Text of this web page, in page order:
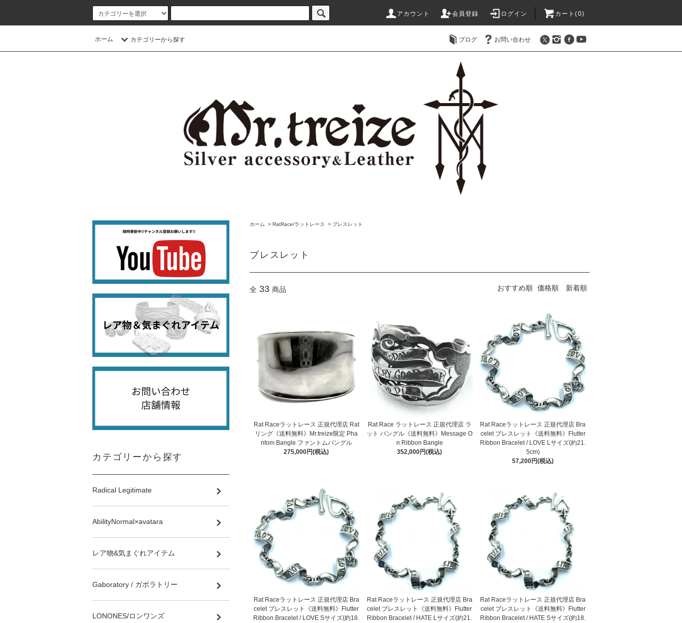
アカウント 会員登録 ログイン カート(0)
ホーム カテゴリーから探す ブログ お問い合わせ
ホーム > RatRace/ラットレース > ブレスレット
ブレスレット
全 33 商品 おすすめ順 価格順 新着順
Rat Raceラットレース 正規代理店 Rat
リング《送料無料》Mr.treize限定 Pha
ntom Bangle ファントムバングル
275,000円(税込)
Rat Race ラットレース 正規代理店 ラ
ット バングル《送料無料》Message O
n Ribbon Bangle
352,000円(税込)
Rat Raceラットレース 正規代理店 Bra
celet ブレスレット《送料無料》Flutter
Ribbon Bracelet / LOVE Lサイズ(約21.
5cm)
57,200円(税込)
Rat Raceラットレース 正規代理店 Bra
celet ブレスレット《送料無料》Flutter
Ribbon Bracelet / LOVE Sサイズ(約18.
Rat Raceラットレース 正規代理店 Bra
celet ブレスレット《送料無料》Flutter
Ribbon Bracelet / HATE Lサイズ(約21.
Rat Raceラットレース 正規代理店 Bra
celet ブレスレット《送料無料》Flutter
Ribbon Bracelet / HATE Sサイズ(約18.
カテゴリーから探す
Radical Legitimate
AbilityNormal×avatara
レア物&気まぐれアイテム
Gaboratory / ガボラトリー
LONONES/ロンワンズ